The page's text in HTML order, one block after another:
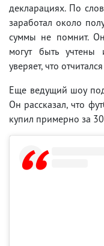
декларациях. По
заработал около
суммы не помнит.
могут быть учтены
уверяет, что
Еще ведущий шоу
Он рассказал, что
купил примерно за